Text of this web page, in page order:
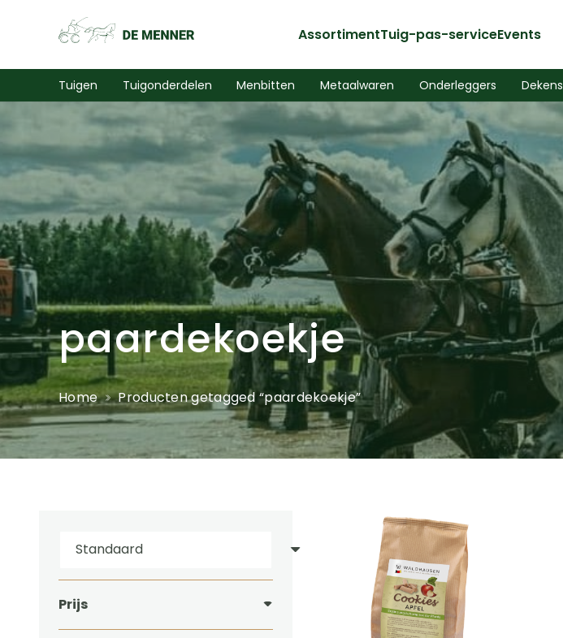
AssortimentTuig-pas-serviceEvents
Tuigen Tuigonderdelen Menbitten Metaalwaren Onderleggers Dekens
paardekoekje
Home Producten getagged “paardekoekje”
Prijs